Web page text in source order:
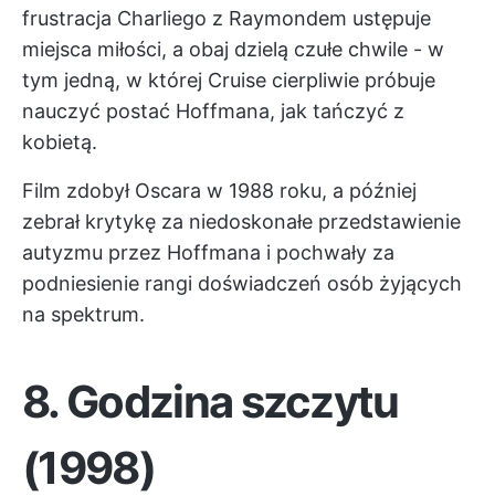
frustracja Charliego z Raymondem ustępuje
miejsca miłości, a obaj dzielą czułe chwile - w
tym jedną, w której Cruise cierpliwie próbuje
nauczyć postać Hoffmana, jak tańczyć z
kobietą.
Film zdobył Oscara w 1988 roku, a później
zebrał krytykę za niedoskonałe przedstawienie
autyzmu przez Hoffmana i pochwały za
podniesienie rangi doświadczeń osób żyjących
na spektrum.
8.Godzina szczytu
(1998)